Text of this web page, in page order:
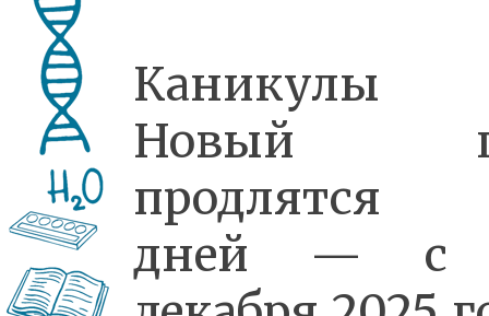
Каникулы
Новый
продлятся
дней — с